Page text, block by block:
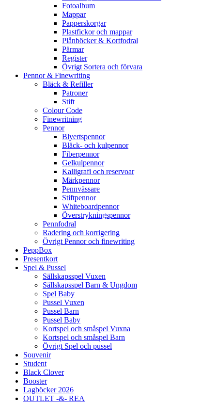
Fotoalbum
Mappar
Papperskorgar
Plastfickor och mappar
Plånböcker & Kortfodral
Pärmar
Register
Övrigt Sortera och förvara
Pennor & Finewriting
Bläck & Refiller
Patroner
Stift
Colour Code
Finewritning
Pennor
Blyertspennor
Bläck- och kulpennor
Fiberpennor
Gelkulpennor
Kalligrafi och reservoar
Märkpennor
Pennvässare
Stiftpennor
Whiteboardpennor
Överstrykningspennor
Pennfodral
Radering och korrigering
Övrigt Pennor och finewriting
PeppBox
Presentkort
Spel & Pussel
Sällskapsspel Vuxen
Sällskapsspel Barn & Ungdom
Spel Baby
Pussel Vuxen
Pussel Barn
Pussel Baby
Kortspel och småspel Vuxna
Kortspel och småspel Barn
Övrigt Spel och pussel
Souvenir
Student
Black Clover
Booster
Lagböcker 2026
OUTLET -&- REA